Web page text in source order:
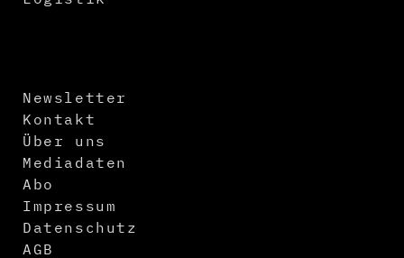
Newsletter
Kontakt
Über uns
Mediadaten
Abo
Impressum
Datenschutz
AGB